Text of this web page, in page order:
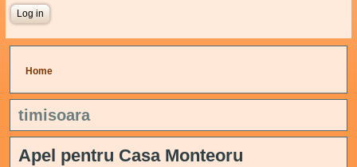
You are here
Home
timisoara
Apel pentru Casa Monteoru